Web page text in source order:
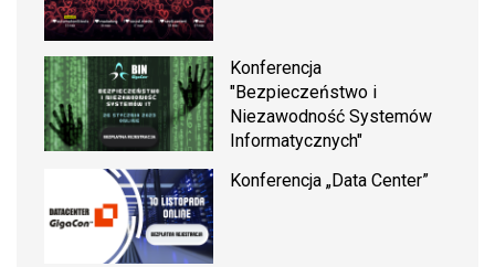
Konferencja
"Bezpieczeństwo i
Niezawodność Systemów
Informatycznych"
Konferencja „Data Center”